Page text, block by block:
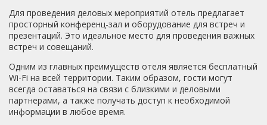
Для проведения деловых мероприятий отель предлагает
просторный конференц-зал и оборудование для встреч и
презентаций. Это идеальное место для проведения важных
встреч и совещаний.
Одним из главных преимуществ отеля является бесплатный
Wi-Fi на всей территории. Таким образом, гости могут
всегда оставаться на связи с близкими и деловыми
партнерами, а также получать доступ к необходимой
информации в любое время.